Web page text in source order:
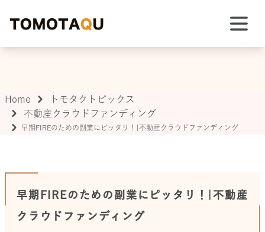
Home
トモタクトピックス
不動産クラウドファンディング
早期FIREのための副業にピッタリ！|不動産クラウドファンディング
早期FIREのための副業にピッタリ！|不動産
クラウドファンディング